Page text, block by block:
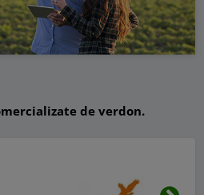
de verdon.